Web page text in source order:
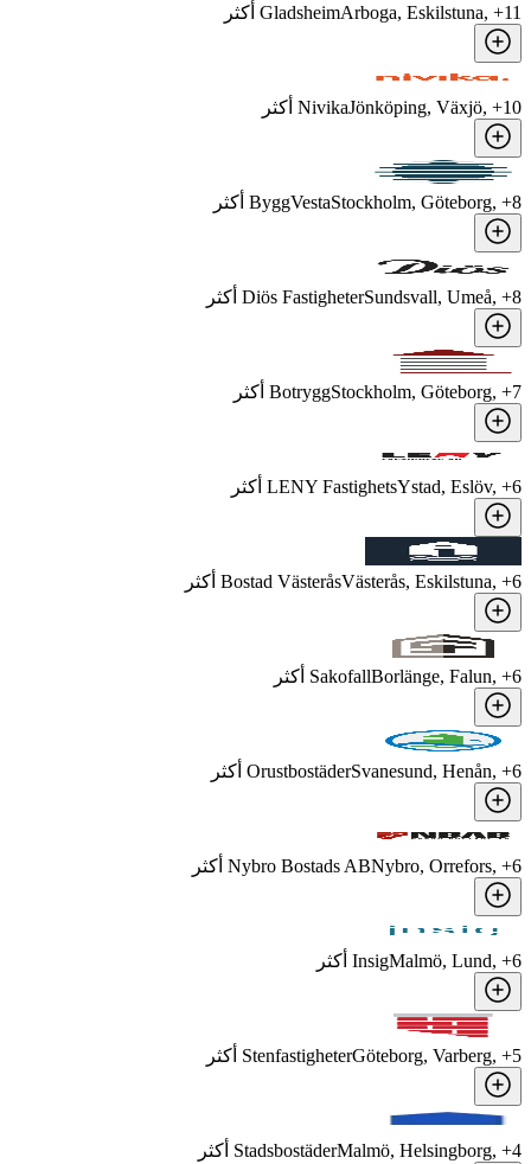
GladsheimArboga, Eskilstuna, +11 أكثر
NivikaJönköping, Växjö, +10 أكثر
ByggVestaStockholm, Göteborg, +8 أكثر
Diös FastigheterSundsvall, Umeå, +8 أكثر
BotryggStockholm, Göteborg, +7 أكثر
LENY FastighetsYstad, Eslöv, +6 أكثر
Bostad VästeråsVästerås, Eskilstuna, +6 أكثر
SakofallBorlänge, Falun, +6 أكثر
OrustbostäderSvanesund, Henån, +6 أكثر
Nybro Bostads ABNybro, Orrefors, +6 أكثر
InsigMalmö, Lund, +6 أكثر
StenfastigheterGöteborg, Varberg, +5 أكثر
StadsbostäderMalmö, Helsingborg, +4 أكثر